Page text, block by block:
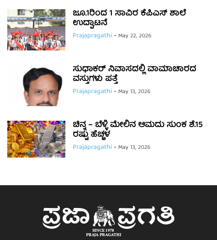
ಜೂ.1ರಿಂದ 1 ಸಾವಿರ ಕೆಪಿಎಸ್ ಶಾಲೆ
ಉದ್ಘಾಟನೆ
Prajapragathi- May 22, 2026
ಸುಧಾಕರ್ ನಿವಾಸದಲ್ಲಿ ವಾಮಾಚಾರದ
ವಸ್ತುಗಳು ಪತ್ತೆ
Prajapragathi- May 13, 2026
ಚಿನ್ನ – ಬೆಳ್ಳಿ ಮೇಲಿನ ಆಮದು ಸುಂಕ ಶೆ.15
ರಷ್ಟು ಹೆಚ್ಚಳ
Prajapragathi- May 13, 2026